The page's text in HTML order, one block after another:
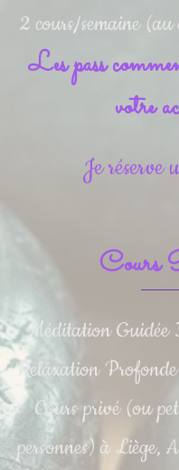
2 cours/semaine
Les pass
votre
Je réserve
Cours
Méditation
Relaxation
Cours privé (ou
personnes) à Liège,